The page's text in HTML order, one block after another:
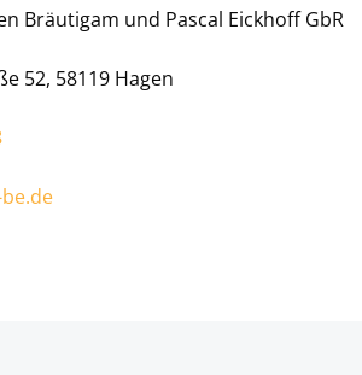
Bräutigam und Pascal Eickhoff GbR
52, 58119 Hagen